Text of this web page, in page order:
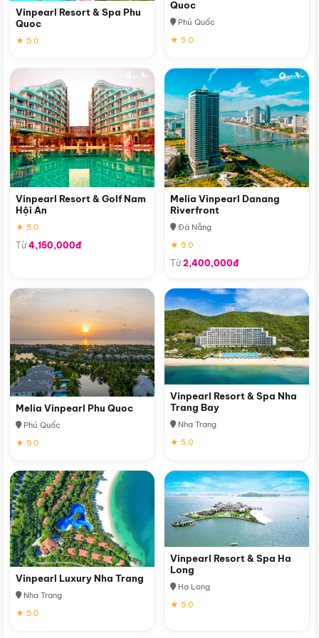
Vinpearl Resort & Spa Phu
Quoc
★ 5.0
Quoc
Phú Quốc
★ 5.0
Vinpearl Resort & Golf Nam
Hội An
★ 5.0
Từ4,150,000đ
Melia Vinpearl Danang
Riverfront
Đà Nẵng
★ 5.0
Từ2,400,000đ
Melia Vinpearl Phu Quoc
Phú Quốc
★ 5.0
Vinpearl Resort & Spa Nha
Trang Bay
Nha Trang
★ 5.0
Vinpearl Luxury Nha Trang
Nha Trang
★ 5.0
Vinpearl Resort & Spa Ha
Long
Hạ Long
★ 5.0